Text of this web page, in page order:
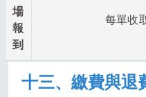
場
報
到
每單收
十三、繳費與退